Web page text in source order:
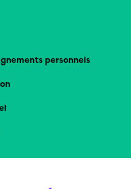
personnels